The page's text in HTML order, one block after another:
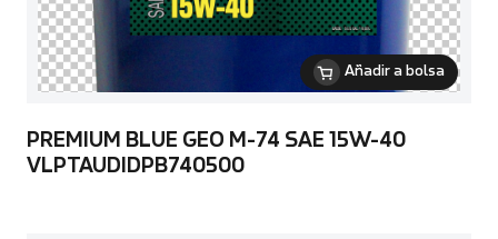
Añadir a bolsa
PREMIUM BLUE GEO M-74 SAE 15W-40
VLPTAUDIDPB740500